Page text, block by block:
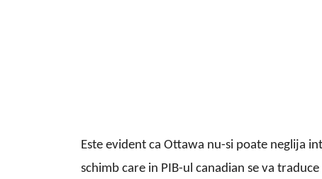
Este evident ca Ottawa nu-si poate neglija
schimb care in PIB-ul canadian se va